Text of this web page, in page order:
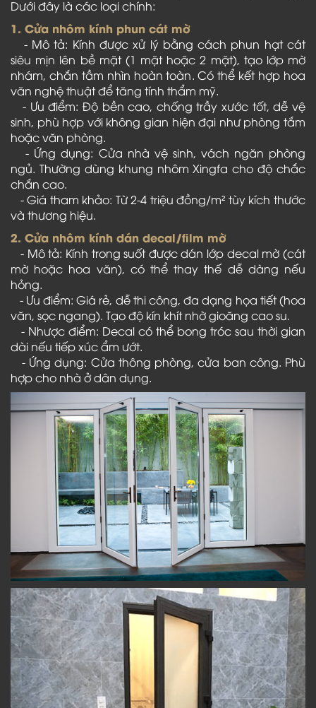
Dưới đây là các loại chính:
1. Cửa nhôm kính phun cát mờ
- Mô tả: Kính được xử lý bằng cách phun hạt cát
siêu mịn lên bề mặt (1 mặt hoặc 2 mặt), tạo lớp mờ
nhám, chắn tầm nhìn hoàn toàn. Có thể kết hợp hoa
văn nghệ thuật để tăng tính thẩm mỹ.
- Ưu điểm: Độ bền cao, chống trầy xước tốt, dễ vệ
sinh, phù hợp với không gian hiện đại như phòng tắm
hoặc văn phòng.
- Ứng dụng: Cửa nhà vệ sinh, vách ngăn phòng
ngủ. Thường dùng khung nhôm Xingfa cho độ chắc
chắn cao.
- Giá tham khảo: Từ 2-4 triệu đồng/m² tùy kích thước
và thương hiệu.
2. Cửa nhôm kính dán decal/film mờ
- Mô tả: Kính trong suốt được dán lớp decal mờ (cát
mờ hoặc hoa văn), có thể thay thế dễ dàng nếu
hỏng.
- Ưu điểm: Giá rẻ, dễ thi công, đa dạng họa tiết (hoa
văn, sọc ngang). Tạo độ kín khít nhờ gioăng cao su.
- Nhược điểm: Decal có thể bong tróc sau thời gian
dài nếu tiếp xúc ẩm ướt.
- Ứng dụng: Cửa thông phòng, cửa ban công. Phù
hợp cho nhà ở dân dụng.